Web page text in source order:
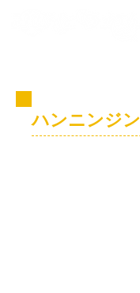
ハンニンジン